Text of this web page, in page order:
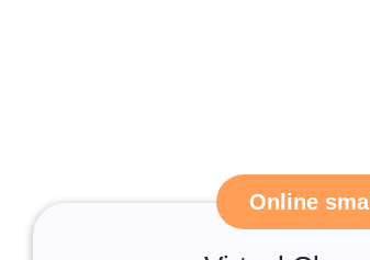
Online small